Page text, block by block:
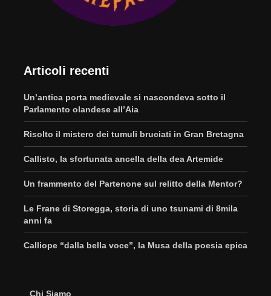
Articoli recenti
Un’antica porta medievale si nascondeva sotto il
Parlamento olandese all’Aia
Risolto il mistero dei tumuli bruciati in Gran Bretagna
Callisto, la sfortunata ancella della dea Artemide
Un frammento del Partenone sul relitto della Mentor?
Le Frane di Storegga, storia di uno tsunami di 8mila
anni fa
Calliope “dalla bella voce”, la Musa della poesia epica
Chi Siamo